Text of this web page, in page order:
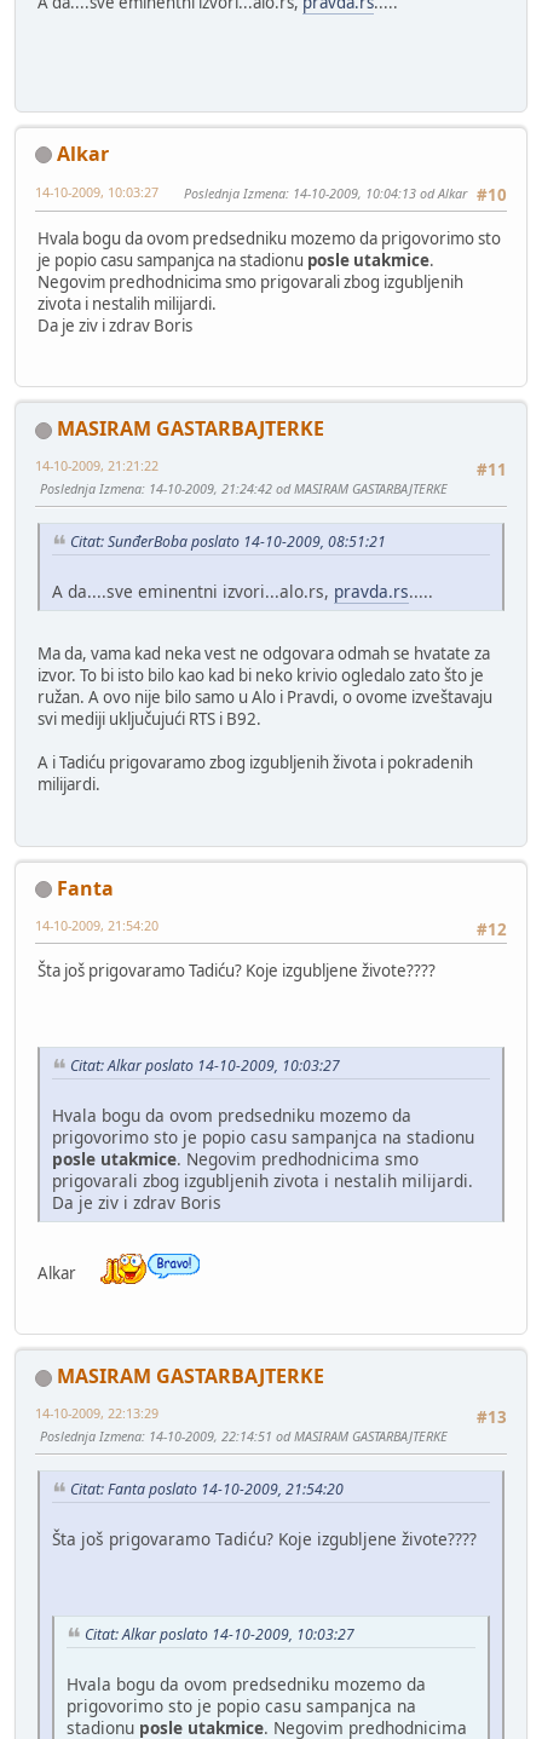
Alkar
#10
14-10-2009, 10:03:27 Poslednja Izmena: 14-10-2009, 10:04:13 od Alkar
Hvala bogu da ovom predsedniku mozemo da prigovorimo sto
je popio casu sampanjca na stadionu posle utakmice.
Negovim predhodnicima smo prigovarali zbog izgubljenih
zivota i nestalih milijardi.
Da je ziv i zdrav Boris
MASIRAM GASTARBAJTERKE
#11
14-10-2009, 21:21:22
Poslednja Izmena: 14-10-2009, 21:24:42 od MASIRAM GASTARBAJTERKE
Citat: SunđerBoba poslato 14-10-2009, 08:51:21
A da....sve eminentni izvori...alo.rs, pravda.rs.....
Ma da, vama kad neka vest ne odgovara odmah se hvatate za
izvor. To bi isto bilo kao kad bi neko krivio ogledalo zato što je
ružan. A ovo nije bilo samo u Alo i Pravdi, o ovome izveštavaju
svi mediji uključujući RTS i B92.
A i Tadiću prigovaramo zbog izgubljenih života i pokradenih
milijardi.
Fanta
#12
14-10-2009, 21:54:20
Šta još prigovaramo Tadiću? Koje izgubljene živote????
Citat: Alkar poslato 14-10-2009, 10:03:27
Hvala bogu da ovom predsedniku mozemo da
prigovorimo sto je popio casu sampanjca na stadionu
posle utakmice. Negovim predhodnicima smo
prigovarali zbog izgubljenih zivota i nestalih milijardi.
Da je ziv i zdrav Boris
Alkar
MASIRAM GASTARBAJTERKE
#13
14-10-2009, 22:13:29
Poslednja Izmena: 14-10-2009, 22:14:51 od MASIRAM GASTARBAJTERKE
Citat: Fanta poslato 14-10-2009, 21:54:20
Šta još prigovaramo Tadiću? Koje izgubljene živote????
Citat: Alkar poslato 14-10-2009, 10:03:27
Hvala bogu da ovom predsedniku mozemo da
prigovorimo sto je popio casu sampanjca na
stadionu posle utakmice. Negovim predhodnicima